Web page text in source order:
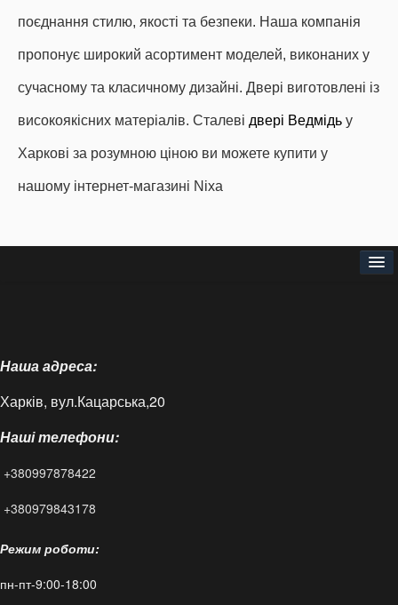
поєднання стилю, якості та безпеки. Наша компанія
пропонує широкий асортимент моделей, виконаних у
сучасному та класичному дизайні. Двері виготовлені із
високоякісних матеріалів. Сталеві двері Ведмідь у
Харкові за розумною ціною ви можете купити у
нашому інтернет-магазині Nixa
Доставка і оплата
Контакти
Статті
FAQ
Наша адреса:
Харків, вул.Кацарська,20
Наші телефони:
+380997878422
+380979843178
Режим роботи:
пн-пт-9:00-18:00